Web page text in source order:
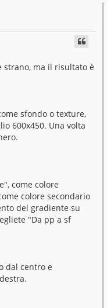
strano, ma il risultato è
sfondo o texture,
600x450. Una volta
come colore
colore secondario
del gradiente su
"Da pp a sf
dal centro e